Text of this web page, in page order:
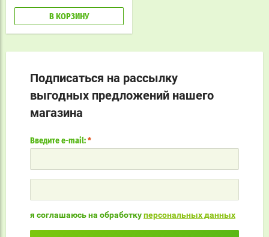
В КОРЗИНУ
Подписаться на рассылку
выгодных предложений нашего
магазина
Введите e-mail: *
я соглашаюсь на обработкуперсональных данных